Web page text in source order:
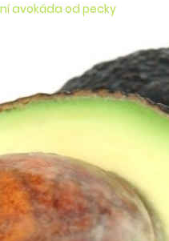
avokáda od pecky